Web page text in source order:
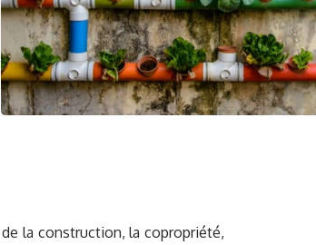
la construction, la copropriété,